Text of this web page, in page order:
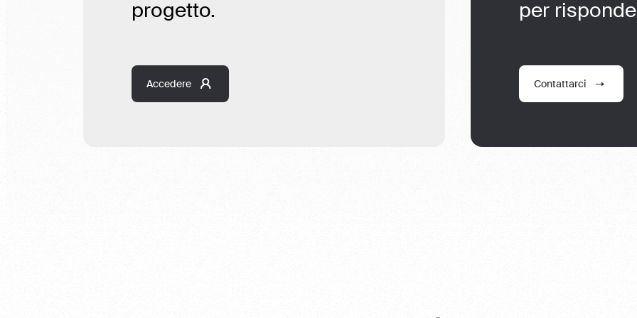
progetto.
Accedere
per
Contattarci